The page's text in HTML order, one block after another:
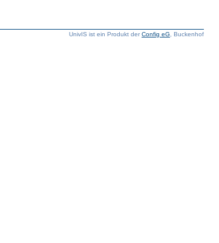
UnivIS ist ein Produkt derConfig eG , Buckenhof